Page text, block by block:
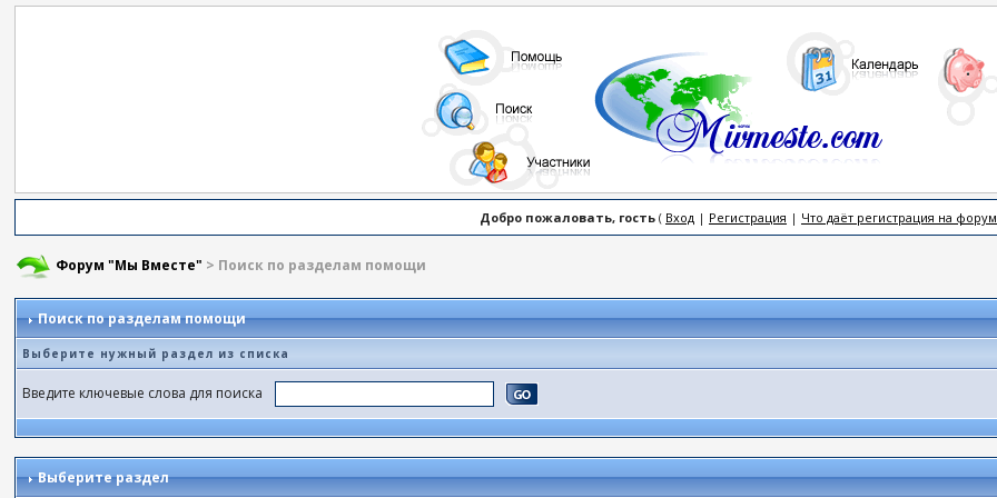
Добро пожаловать, гость( Вход| Регистрация | Что даёт регистрация на
Форум "Мы Вместе" > Поиск по разделам помощи
Поиск по разделам помощи
Выберите нужный раздел из списка
Введите ключевые слова для поиска
Выберите раздел